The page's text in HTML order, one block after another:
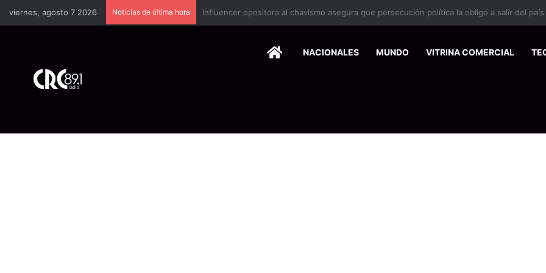
viernes, agosto 7 2026 Noticias de última hora Industria plástica se suma a la economía circular
HOMENACIONALES MUNDO VITRINA COMERCIAL